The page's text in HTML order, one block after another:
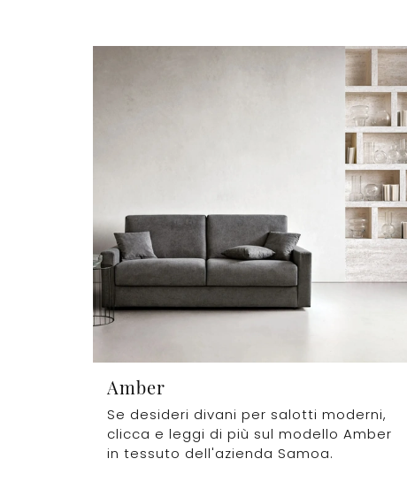
Amber
Se desideri divani per salotti moderni,
clicca e leggi di più sul modello Amber
in tessuto dell'azienda Samoa.